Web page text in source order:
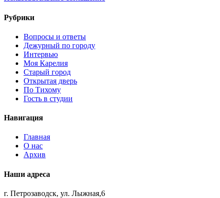
Рубрики
Вопросы и ответы
Дежурный по городу
Интервью
Моя Карелия
Старый город
Открытая дверь
По Тихому
Гость в студии
Навигация
Главная
О нас
Архив
Наши адреса
г. Петрозаводск, ул. Лыжная,6